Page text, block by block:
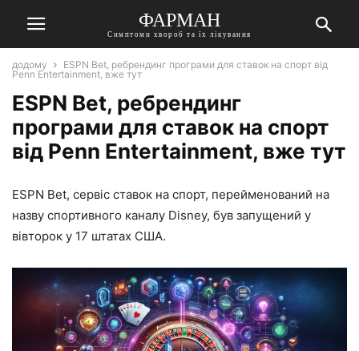
ФАРМАН
Симптоми хвороб та їх лікування
додому
ESPN Bet, ребрендинг програми для ставок на спорт від
Penn Entertainment, вже тут
ESPN Bet, ребрендинг
програми для ставок на спорт
від Penn Entertainment, вже тут
ESPN Bet, сервіс ставок на спорт, перейменований на
назву спортивного каналу Disney, був запущений у
вівторок у 17 штатах США.